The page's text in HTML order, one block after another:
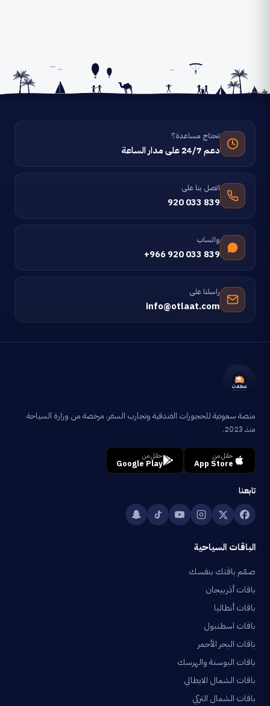
تحتاج مساعدة؟
دعم 24/7 على مدار الساعة
اتصل بنا على
920 033 839
واتساب
+966 920 033 839
راسلنا على
info@otlaat.com
منصة سعودية للحجوزات الفندقية وتجارب السفر. مرخصة من وزارة السياحة
منذ 2023.
حمّل من
App Store
حمّل من
Google Play
تابعنا
الباقات السياحية
صمّم باقتك بنفسك
باقات أذربيجان
باقات أنطاليا
باقات اسطنبول
باقات البحر الأحمر
باقات البوسنة والهرسك
باقات الشمال الايطالي
باقات الشمال التركي